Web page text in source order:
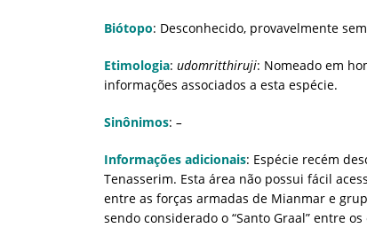
Biótopo: Desconhecido, provavelmente
Etimologia: udomritthiruji: Nomeado em
informações associados a esta espécie.
Sinônimos: –
Informações adicionais: Espécie recém
Tenasserim. Esta área não possui fácil
entre as forças armadas de Mianmar e
sendo considerado o “Santo Graal” entre